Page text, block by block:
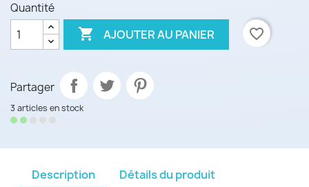
Quantité
 AJOUTER AU PANIER favorite_border
Partager
3 articles en stock
Description Détails du produit